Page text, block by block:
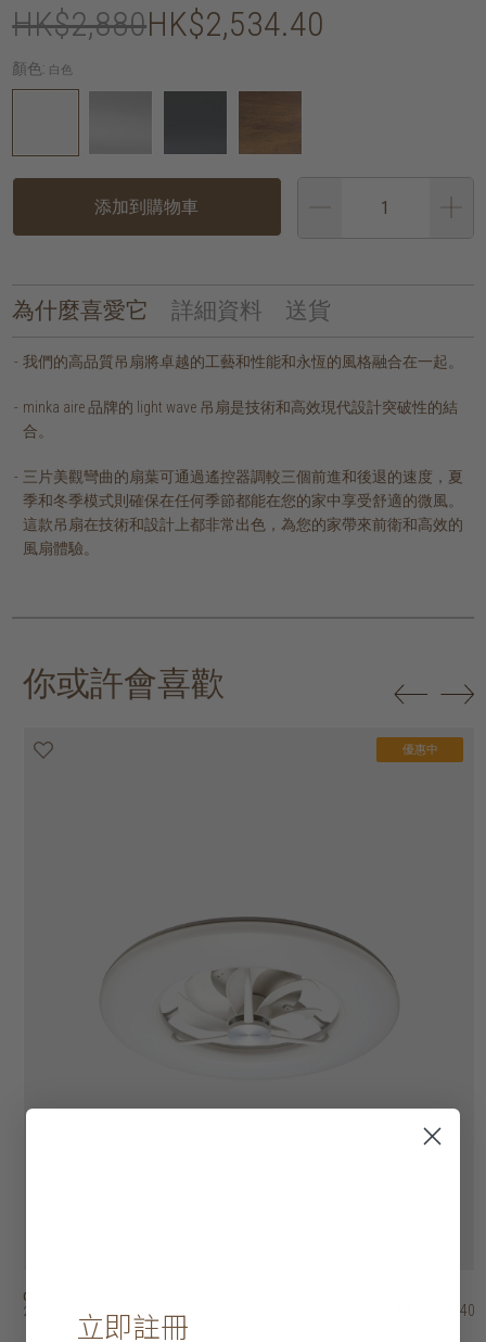
HK$2,880HK$2,534.40
顏色: 白色
添加到購物車
為什麼喜愛它 詳細資料 送貨
我們的高品質吊扇將卓越的工藝和性能和永恆的風格融合在一起。
minka aire 品牌的 light wave 吊扇是技術和高效現代設計突破性的結
合。
三片美觀彎曲的扇葉可通過遙控器調較三個前進和後退的速度，夏
季和冬季模式則確保在任何季節都能在您的家中享受舒適的微風。
這款吊扇在技術和設計上都非常出色，為您的家帶來前衛和高效的
風扇體驗。
你或許會喜歡
優惠中
doshisha - 風扇燈
2 選項 HK$3,062.40
優惠中
doshisha - 風扇燈
2 選項 HK$3,766.40
優惠中
aeratron - FR 吊扇
2 選項 HK$3,678.40
優惠中
aeratron ae3+ 吊扇
4 選項 HK$3,502.40
優惠中
aeratron ae2+ 吊扇
4 選項 HK$3,502.40
優惠中
hunter savoy 吊扇
HK$2,358.40
優惠中
hunter outdoor elements II 吊扇 - 葉狀扇葉
2 選項 HK$3,326.40
優惠中
hunter outdoor elements II 吊扇 - 直扇葉
2 選項 HK$3,766.40
優惠中
hunter industrie II 吊扇
3 選項 HK$2,358.40
優惠中
hunter bayport 吊扇
HK$1,742.40
立即註冊